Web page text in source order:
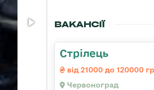
ВАКАНСІЇ
Стрілець
від 21000 до 120000
Червоноград